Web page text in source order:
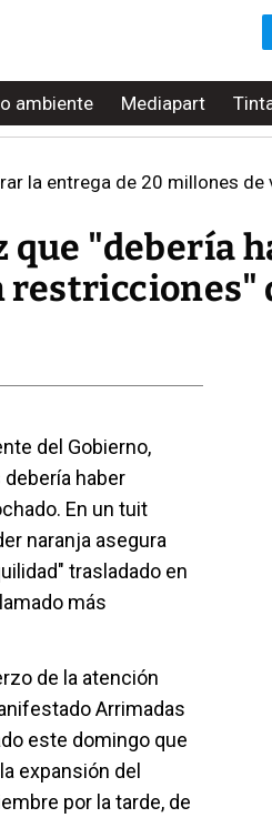
ambiente Mediapart
entrega de 20 millones de
que "debería
restricciones"
del Gobierno,
haber
En un tuit
naranja asegura
trasladado en
más
de la atención
Arrimadas
este domingo que
expansión del
por la tarde, de